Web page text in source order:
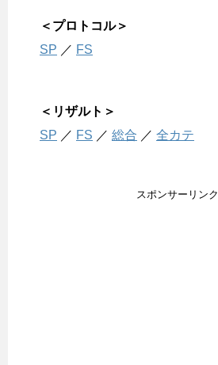
＜プロトコル＞
SP ／ FS
＜リザルト＞
SP ／ FS ／ 総合 ／ 全カテ
スポンサーリンク